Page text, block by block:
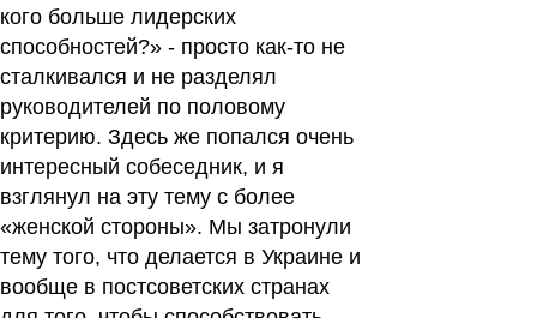
кого больше лидерских
способностей?» - просто как-то не
сталкивался и не разделял
руководителей по половому
критерию. Здесь же попался очень
интересный собеседник, и я
взглянул на эту тему с более
«женской стороны». Мы затронули
тему того, что делается в Украине и
вообще в постсоветских странах